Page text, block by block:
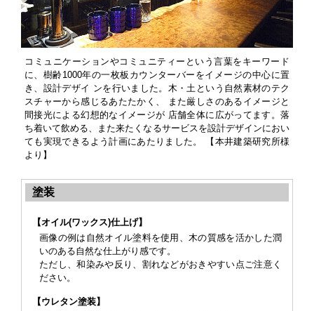
コミュニケーションやコミュニティーという言葉をキーワード
に、樹齢1000年の一枚板カウンターバーをイメージの中心に置
き、設計デザイ ンを行いました。木・土という自然素材のテク
スチャーから感じるあたたかく、 また厳しさのあるイメージと
間接光による幻想的なイメージが 店舗全体に広がってます。落
ち着いて飲める、また来たくなるサービスを設計デザインにおい
ても実現できるよう計画にあたりました。 【本井建築研究所様
より】
塗装
【オイル(ワックス)仕上げ】
画像の例は自然オイル塗料を使用、木の質感を活かした潤
いのある自然な仕上がり感です。
ただし、和染みや反り、割れなどがおきやすい点ご注意く
ださい。
【ウレタン塗装】